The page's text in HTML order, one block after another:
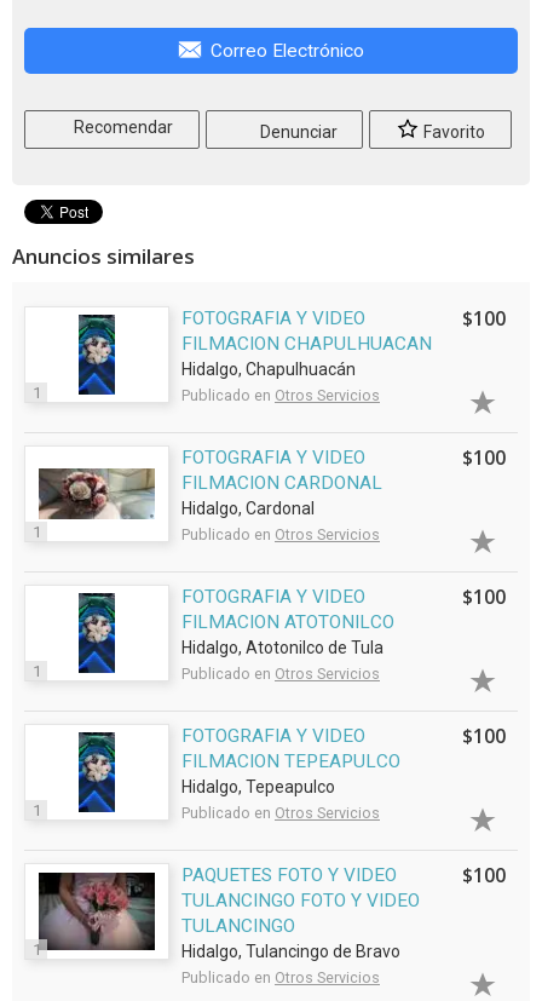
Correo Electrónico
Recomendar Denunciar Favorito
Anuncios similares
1
FOTOGRAFIA Y VIDEO
FILMACION CHAPULHUACAN
Hidalgo, Chapulhuacán
Publicado en Otros Servicios
$100
1
FOTOGRAFIA Y VIDEO
FILMACION CARDONAL
Hidalgo, Cardonal
Publicado en Otros Servicios
$100
1
FOTOGRAFIA Y VIDEO
FILMACION ATOTONILCO
Hidalgo, Atotonilco de Tula
Publicado en Otros Servicios
$100
1
FOTOGRAFIA Y VIDEO
FILMACION TEPEAPULCO
Hidalgo, Tepeapulco
Publicado en Otros Servicios
$100
1
PAQUETES FOTO Y VIDEO
TULANCINGO FOTO Y VIDEO
TULANCINGO
Hidalgo, Tulancingo de Bravo
Publicado en Otros Servicios
$100